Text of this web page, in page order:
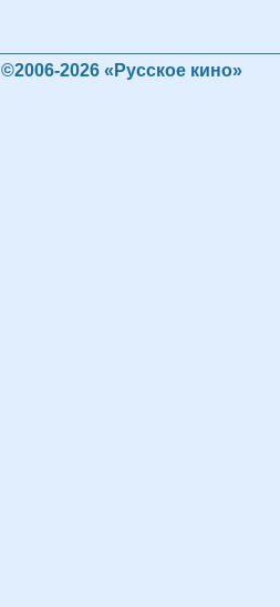
©2006-2026 «Русское кино»